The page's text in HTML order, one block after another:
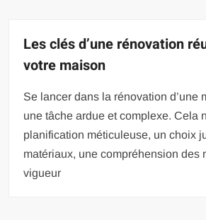
Les clés d’une rénovation
votre maison
Se lancer dans la rénovation d’une
une tâche ardue et complexe. Cela
planification méticuleuse, un choix
matériaux, une compréhension des
vigueur